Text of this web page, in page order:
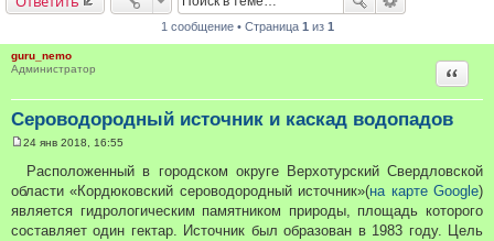
1 сообщение • Страница 1 из 1
guru_nemo
Администратор
Сероводородный источник и каскад водопадов
Цитата
о
о
б
е
н
24 янв 2018, 16:55
Расположенный в городском округе Верхотурский Свердловской
области «Кордюковский сероводородный источник»(на карте Google)
является гидрологическим памятником природы, площадь которого
составляет один гектар. Источник был образован в 1983 году. Цель